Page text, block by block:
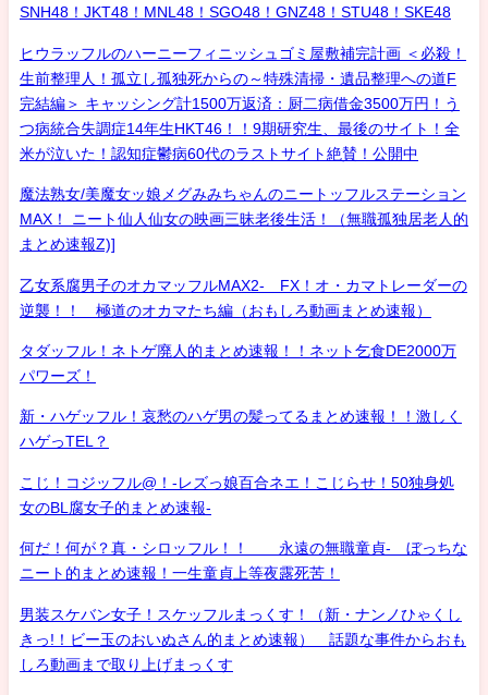
SNH48！JKT48！MNL48！SGO48！GNZ48！STU48！SKE48
ヒウラッフルのハーニーフィニッシュゴミ屋敷補完計画 ＜必殺！
生前整理人！孤立し孤独死からの～特殊清掃・遺品整理への道F
完結編＞ キャッシング計1500万返済：厨二病借金3500万円！う
つ病統合失調症14年生HKT46！！9期研究生、最後のサイト！全
米が泣いた！認知症鬱病60代のラストサイト絶賛！公開中
魔法熟女/美魔女ッ娘メグみみちゃんのニートッフルステーション
MAX！ ニート仙人仙女の映画三昧老後生活！（無職孤独居老人的
まとめ速報Z)]
乙女系腐男子のオカマッフルMAX2- FX！オ・カマトレーダーの
逆襲！！ 極道のオカマたち編（おもしろ動画まとめ速報）
タダッフル！ネトゲ廃人的まとめ速報！！ネット乞食DE2000万
パワーズ！
新・ハゲッフル！哀愁のハゲ男の髪ってるまとめ速報！！激しく
ハゲっTEL？
こじ！コジッフル@！-レズっ娘百合ネエ！こじらせ！50独身処
女のBL腐女子的まとめ速報-
何だ！何が？真・シロッフル！！ 永遠の無職童貞- ぼっちな
ニート的まとめ速報！一生童貞上等夜露死苦！
男装スケバン女子！スケッフルまっくす！（新・ナンノひゃくし
きっ!！ビー玉のおいぬさん的まとめ速報） 話題な事件からおも
しろ動画まで取り上げまっくす